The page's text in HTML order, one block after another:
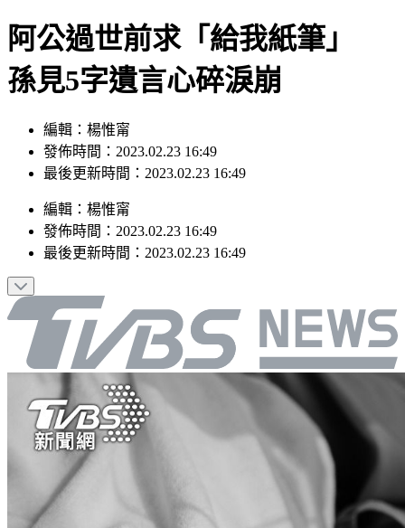
阿公過世前求「給我紙筆」
孫見5字遺言心碎淚崩
編輯：楊惟甯
發佈時間：2023.02.23 16:49
最後更新時間：2023.02.23 16:49
編輯 ： 楊惟甯
發佈時間： 2023.02.23 16:49
最後更新時間： 2023.02.23 16:49